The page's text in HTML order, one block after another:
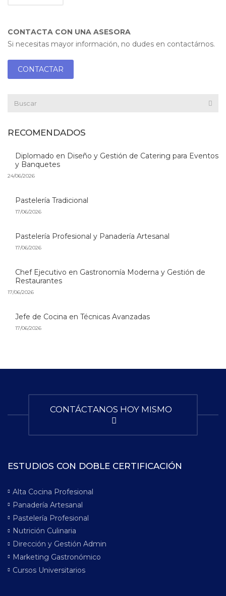
CONTACTA CON UNA ASESORA
Si necesitas mayor información, no dudes en contactárnos.
CONTACTAR
RECOMENDADOS
Diplomado en Diseño y Gestión de Catering para Eventos
y Banquetes
24/06/2026
Pastelería Tradicional
17/06/2026
Pastelería Profesional y Panadería Artesanal
17/06/2026
Chef Ejecutivo en Gastronomía Moderna y Gestión de
Restaurantes
17/06/2026
Jefe de Cocina en Técnicas Avanzadas
17/06/2026
CONTÁCTANOS HOY MISMO
ESTUDIOS CON DOBLE CERTIFICACIÓN
Alta Cocina Profesional
Panadería Artesanal
Pastelería Profesional
Nutrición Culinaria
Dirección y Gestión Admin
Marketing Gastronómico
Cursos Universitarios